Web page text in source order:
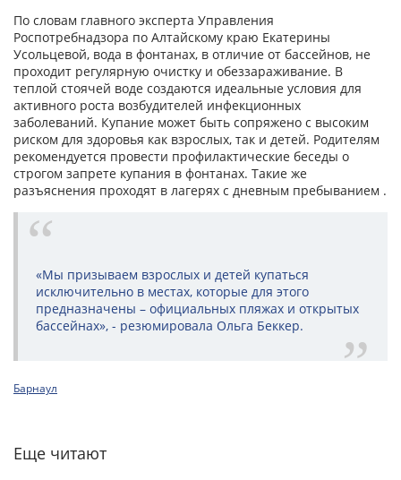
По словам главного эксперта Управления
Роспотребнадзора по Алтайскому краю Екатерины
Усольцевой, вода в фонтанах, в отличие от бассейнов, не
проходит регулярную очистку и обеззараживание. В
теплой стоячей воде создаются идеальные условия для
активного роста возбудителей инфекционных
заболеваний. Купание может быть сопряжено с высоким
риском для здоровья как взрослых, так и детей. Родителям
рекомендуется провести профилактические беседы о
строгом запрете купания в фонтанах. Такие же
разъяснения проходят в лагерях с дневным пребыванием .
«Мы призываем взрослых и детей купаться
исключительно в местах, которые для этого
предназначены – официальных пляжах и открытых
бассейнах», - резюмировала Ольга Беккер.
Барнаул
Еще читают